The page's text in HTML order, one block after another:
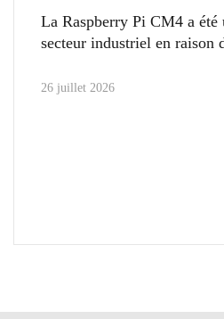
La Raspberry Pi CM4 a été
secteur industriel en raison
26 juillet 2026